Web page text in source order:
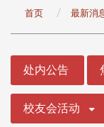
首页 最新消
处内公告
校友会活动